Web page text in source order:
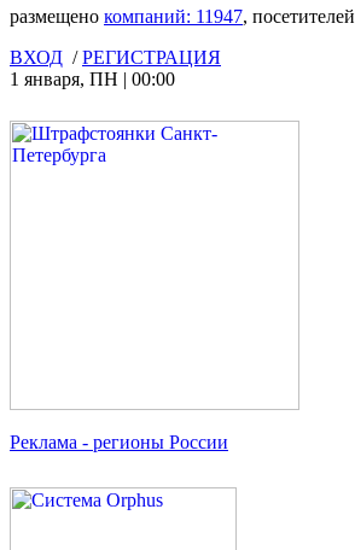
размещено компаний: 11947, посетителей
ВХОД /РЕГИСТРАЦИЯ
1 января, ПН | 00:00
Реклама - регионы России